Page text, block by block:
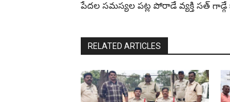
పేదల సమస్యల పట్ల పోరాడే వ్యక్తి సత్
RELATED ARTICLES